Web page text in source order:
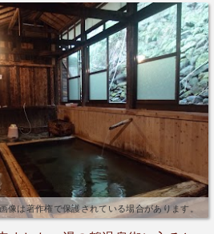
像は著作権で保護されている場合があります。